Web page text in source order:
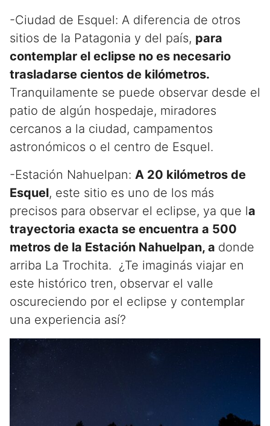
-Ciudad de Esquel: A diferencia de otros
sitios de la Patagonia y del país, para
contemplar el eclipse no es necesario
trasladarse cientos de kilómetros.
Tranquilamente se puede observar desde el
patio de algún hospedaje, miradores
cercanos a la ciudad, campamentos
astronómicos o el centro de Esquel.
-Estación Nahuelpan: A 20 kilómetros de
Esquel, este sitio es uno de los más
precisos para observar el eclipse, ya que la
trayectoria exacta se encuentra a 500
metros de la Estación Nahuelpan, a donde
arriba La Trochita. ¿Te imaginás viajar en
este histórico tren, observar el valle
oscureciendo por el eclipse y contemplar
una experiencia así?